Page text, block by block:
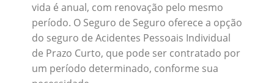
vida é anual, com renovação pelo mesmo
período. O Seguro de Seguro oferece a opção
do seguro de Acidentes Pessoais Individual
de Prazo Curto, que pode ser contratado por
um período determinado, conforme sua